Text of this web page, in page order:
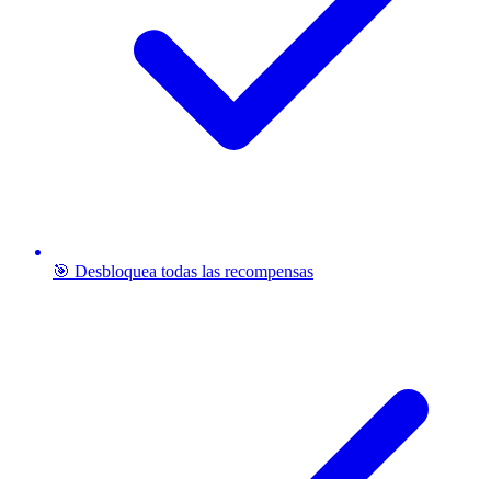
🎯 Desbloquea todas las recompensas